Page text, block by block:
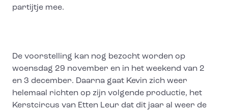
partijtje mee.
De voorstelling kan nog bezocht worden op
woensdag 29 november en in het weekend van 2
en 3 december. Daarna gaat Kevin zich weer
helemaal richten op zijn volgende productie, het
Kerstcircus van Etten Leur dat dit jaar al weer de